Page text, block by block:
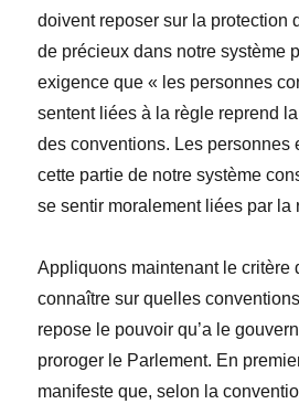
doivent reposer sur la protection
de précieux dans notre système
exigence que « les personnes
sentent liées à la règle reprend
des conventions. Les personnes
cette partie de notre système
se sentir moralement liées par la
Appliquons maintenant le critère
connaître sur quelles
repose le pouvoir qu’a le
proroger le Parlement. En
manifeste que, selon la